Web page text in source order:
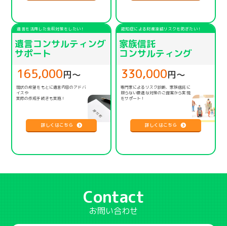
遺言を活用した生前対策をしたい！
遺言コンサルティング
サポート
165,000円〜
現状の希望をもとに遺言内容のアドバ
イスや
実際の作成手続きも実施！
詳しくはこちら
認知症による財産凍結リスクを防ぎたい！
家族信託
コンサルティング
330,000円〜
専門家によるリスク診断、家族信託に
限らない最適な対策のご提案から実現
をサポート！
詳しくはこちら
Contact
お問い合わせ